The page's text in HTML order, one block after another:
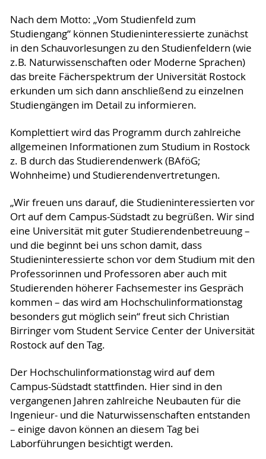
Nach dem Motto: „Vom Studienfeld zum
Studiengang“ können Studieninteressierte zunächst
in den Schauvorlesungen zu den Studienfeldern (wie
z.B. Naturwissenschaften oder Moderne Sprachen)
das breite Fächerspektrum der Universität Rostock
erkunden um sich dann anschließend zu einzelnen
Studiengängen im Detail zu informieren.
Komplettiert wird das Programm durch zahlreiche
allgemeinen Informationen zum Studium in Rostock
z. B durch das Studierendenwerk (BAföG;
Wohnheime) und Studierendenvertretungen.
„Wir freuen uns darauf, die Studieninteressierten vor
Ort auf dem Campus-Südstadt zu begrüßen. Wir sind
eine Universität mit guter Studierendenbetreuung –
und die beginnt bei uns schon damit, dass
Studieninteressierte schon vor dem Studium mit den
Professorinnen und Professoren aber auch mit
Studierenden höherer Fachsemester ins Gespräch
kommen – das wird am Hochschulinformationstag
besonders gut möglich sein“ freut sich Christian
Birringer vom Student Service Center der Universität
Rostock auf den Tag.
Der Hochschulinformationstag wird auf dem
Campus-Südstadt stattfinden. Hier sind in den
vergangenen Jahren zahlreiche Neubauten für die
Ingenieur- und die Naturwissenschaften entstanden
– einige davon können an diesem Tag bei
Laborführungen besichtigt werden.